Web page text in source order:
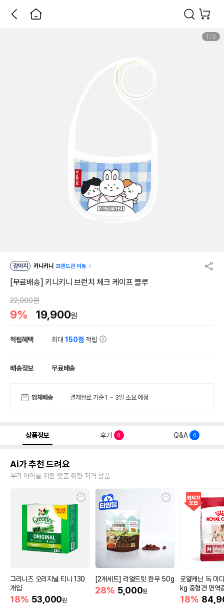
1 / 2
강아지 키니키니 브랜드관 이동
[무료배송] 키니키니 브런치 체크 케이프 블루
22,000원
9% 19,900원
적립혜택 최대150점 적립
배송정보 무료배송
업체배송 결제완료 기준 1 ~ 3일 소요 예정
상품정보 후기 0 Q&A 0
Ai가 추천 드려요
우리 아이를 위한 맞춤 취향 저격 상품
그리니즈 오리지널 티니 130
개입
18% 53,000원
[2개세트] 리얼트릿 한우 50g
28% 5,000원
로얄캐닌 독 미
kg 중형견 면역
18%